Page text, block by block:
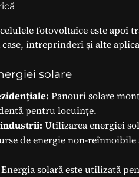
fotovoltaice este apoi
întreprinderi și alte
solare
Panouri solare
pentru locuințe.
Utilizarea energiei
de energie non-
Energia solară este utilizată